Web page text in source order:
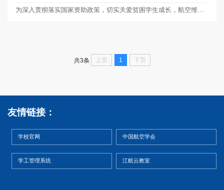
共3条 上页 1 下页
友情链接：
学校官网 中国航空学会
学工管理系统 江航云教室